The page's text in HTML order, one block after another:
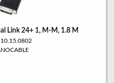
Link 24+ 1, M-M, 1.8 M
10.15.0802